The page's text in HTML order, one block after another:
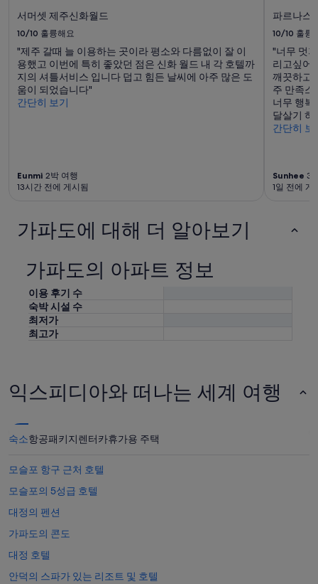
약
관
서머셋 제주신화월드
10/10 훌륭해요
"제주 갈때 늘 이용하는 곳이라 평소와 다름없이 잘 이
용했고 이번에 특히 좋았던 점은 신화 월드 내 각 호텔까
지의 셔틀서비스 입니다 덥고 힘든 날씨에 아주 많은 도
움이 되었습니다"
간단히 보기
Eunmi 2박 여행
13시간 전에 게시됨
파르나스
10/10 훌륭
"너무 멋
리고싶어
깨끗하고
주 만족스
너무 행복
달살기 하
간단히 보
Sunhee 3
1일 전에 게
가파도에 대해 더 알아보기
가파도의 아파트 정보
이용 후기 수
숙박 시설 수
최저가
최고가
익스피디아와 떠나는 세계 여행
숙소항공패키지렌터카휴가용 주택
모슬포 항구 근처 호텔
모슬포의 5성급 호텔
대정의 펜션
가파도의 콘도
대정 호텔
안덕의 스파가 있는 리조트 및 호텔